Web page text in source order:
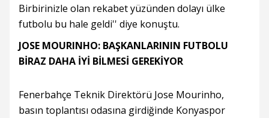
Birbirinizle olan rekabet yüzünden dolayı ülke
futbolu bu hale geldi'' diye konuştu.
JOSE MOURINHO: BAŞKANLARININ FUTBOLU
BİRAZ DAHA İYİ BİLMESİ GEREKİYOR
Fenerbahçe Teknik Direktörü Jose Mourinho,
basın toplantısı odasına girdiğinde Konyaspor